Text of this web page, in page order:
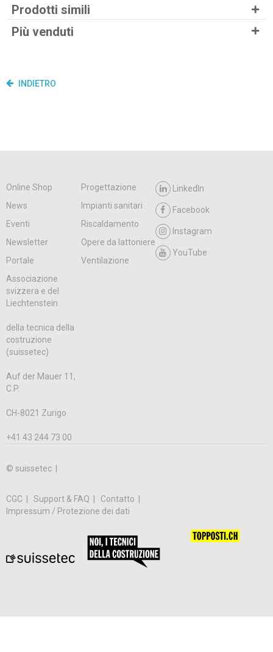
Prodotti simili
Più venduti
INDIETRO
Online Shop
Progettazione
News
Impianti sanitari
Eventi
Riscaldamento
Newsletter
Opere da lattoniere
Portale
Ventilazione
LinkedIn
Facebook
Instagram
YouTube
Associazione
svizzera e del
Liechtenstein
della tecnica della
costruzione
(suissetec)
Auf der Mauer 11,
C.P.
CH-8021 Zurigo
+41 43 244 73 00
© suissetec |
CGC Support & FAQ
Contatto
Impressum / Protezione dei dati